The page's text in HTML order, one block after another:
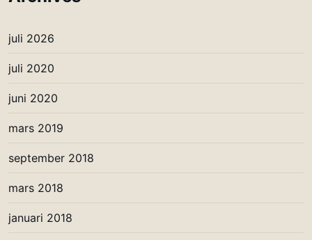
juli 2026
juli 2020
juni 2020
mars 2019
september 2018
mars 2018
januari 2018